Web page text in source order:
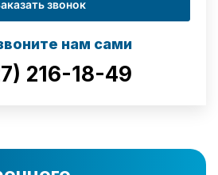
звонок
нам сами
216-18-49